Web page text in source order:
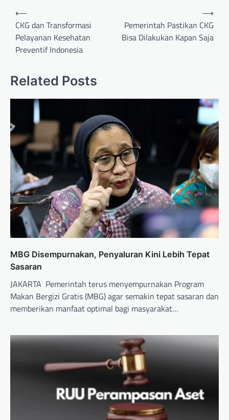
Post
navigation
⟵
CKG dan Transformasi
Pelayanan Kesehatan
Preventif Indonesia
Pemerintah Pastikan CKG
Bisa Dilakukan Kapan Saja
⟶
Related Posts
MBG Disempurnakan, Penyaluran Kini Lebih Tepat
Sasaran
JAKARTA  Pemerintah terus menyempurnakan Program
Makan Bergizi Gratis (MBG) agar semakin tepat sasaran dan
memberikan manfaat optimal bagi masyarakat…